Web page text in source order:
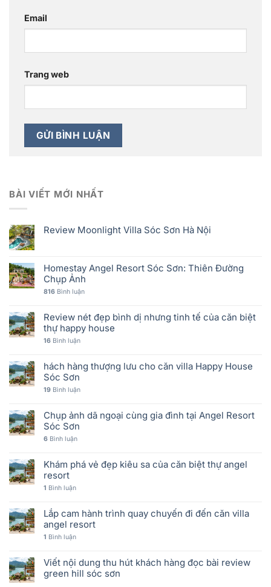
Email
Trang web
BÀI VIẾT MỚI NHẤT
Review Moonlight Villa Sóc Sơn Hà Nội
Homestay Angel Resort Sóc Sơn: Thiên Đường
Chụp Ảnh
816 Bình luận
Review nét đẹp bình dị nhưng tinh tế của căn biệt
thự happy house
16 Bình luận
hách hàng thượng lưu cho căn villa Happy House
Sóc Sơn
19 Bình luận
Chụp ảnh dã ngoại cùng gia đình tại Angel Resort
Sóc Sơn
6 Bình luận
Khám phá vẻ đẹp kiêu sa của căn biệt thự angel
resort
1 Bình luận
Lắp cam hành trình quay chuyến đi đến căn villa
angel resort
1 Bình luận
Viết nội dung thu hút khách hàng đọc bài review
green hill sóc sơn